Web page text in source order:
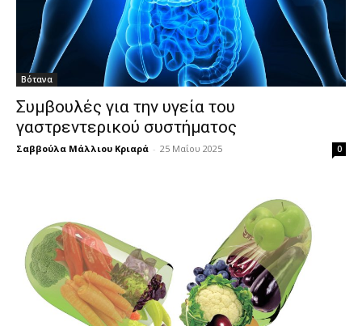
Βότανα
Συμβουλές για την υγεία του
γαστρεντερικού συστήματος
Σαββούλα Μάλλιου Κριαρά - 25 Μαΐου 2025 0